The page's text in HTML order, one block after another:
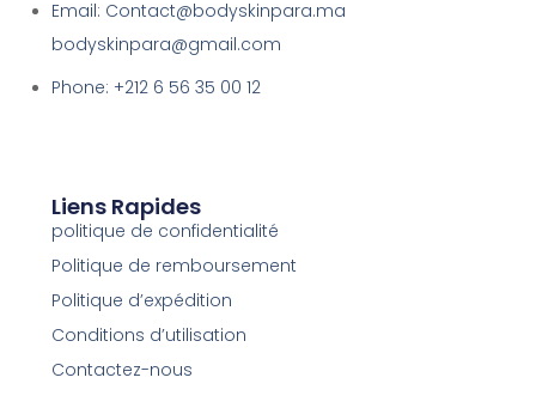
Email: Contact@bodyskinpara.ma
bodyskinpara@gmail.com
Phone: +212 6 56 35 00 12
Liens Rapides
politique de confidentialité
Politique de remboursement
Politique d’expédition
Conditions d’utilisation
Contactez-nous